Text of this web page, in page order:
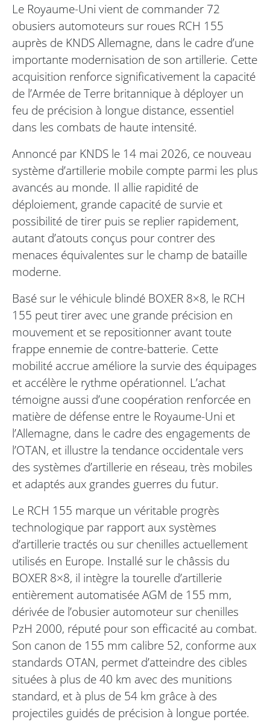
Le Royaume-Uni vient de commander 72
obusiers automoteurs sur roues RCH 155
auprès de KNDS Allemagne, dans le cadre d’une
importante modernisation de son artillerie. Cette
acquisition renforce significativement la capacité
de l’Armée de Terre britannique à déployer un
feu de précision à longue distance, essentiel
dans les combats de haute intensité.
Annoncé par KNDS le 14 mai 2026, ce nouveau
système d’artillerie mobile compte parmi les plus
avancés au monde. Il allie rapidité de
déploiement, grande capacité de survie et
possibilité de tirer puis se replier rapidement,
autant d’atouts conçus pour contrer des
menaces équivalentes sur le champ de bataille
moderne.
Basé sur le véhicule blindé BOXER 8×8, le RCH
155 peut tirer avec une grande précision en
mouvement et se repositionner avant toute
frappe ennemie de contre-batterie. Cette
mobilité accrue améliore la survie des équipages
et accélère le rythme opérationnel. L’achat
témoigne aussi d’une coopération renforcée en
matière de défense entre le Royaume-Uni et
l’Allemagne, dans le cadre des engagements de
l’OTAN, et illustre la tendance occidentale vers
des systèmes d’artillerie en réseau, très mobiles
et adaptés aux grandes guerres du futur.
Le RCH 155 marque un véritable progrès
technologique par rapport aux systèmes
d’artillerie tractés ou sur chenilles actuellement
utilisés en Europe. Installé sur le châssis du
BOXER 8×8, il intègre la tourelle d’artillerie
entièrement automatisée AGM de 155 mm,
dérivée de l’obusier automoteur sur chenilles
PzH 2000, réputé pour son efficacité au combat.
Son canon de 155 mm calibre 52, conforme aux
standards OTAN, permet d’atteindre des cibles
situées à plus de 40 km avec des munitions
standard, et à plus de 54 km grâce à des
projectiles guidés de précision à longue portée.